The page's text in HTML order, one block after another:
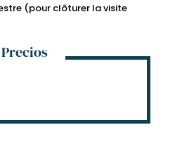
(pour clôturer la visite
Precios